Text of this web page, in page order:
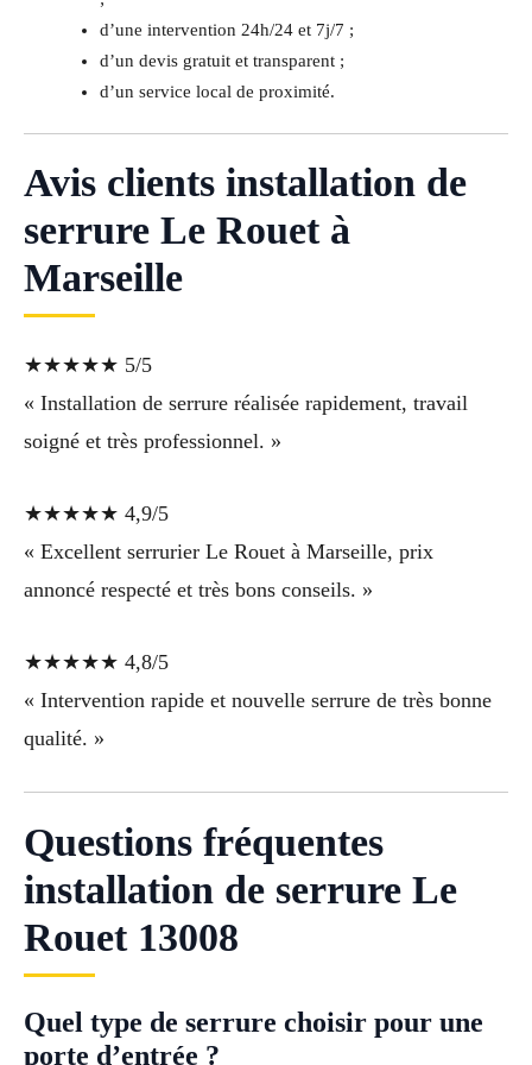
d’une intervention 24h/24 et 7j/7 ;
d’un devis gratuit et transparent ;
d’un service local de proximité.
Avis clients installation de
serrure Le Rouet à
Marseille
★★★★★ 5/5
« Installation de serrure réalisée rapidement, travail
soigné et très professionnel. »
★★★★★ 4,9/5
« Excellent serrurier Le Rouet à Marseille, prix
annoncé respecté et très bons conseils. »
★★★★★ 4,8/5
« Intervention rapide et nouvelle serrure de très bonne
qualité. »
Questions fréquentes
installation de serrure Le
Rouet 13008
Quel type de serrure choisir pour une
porte d’entrée ?